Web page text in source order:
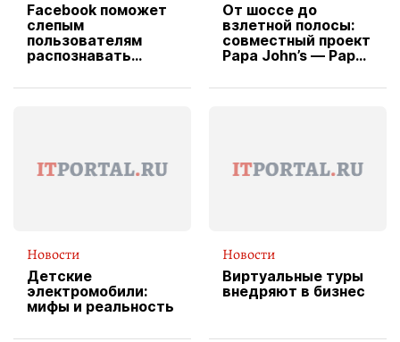
Facebook поможет
слепым
пользователям
распознавать
От шоссе до
взлетной полосы:
совместный проект
Papa John’s — Papa
вводит
Новости
Детские
электромобили:
мифы и реальность
Новости
Виртуальные туры
внедряют в бизнес